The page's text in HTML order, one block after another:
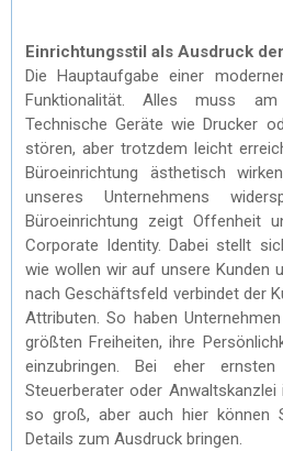
Einrichtungsstil als Ausdruck
Die Hauptaufgabe einer
Funktionalität. Alles muss
Technische Geräte wie Drucker
stören, aber trotzdem leicht
Büroeinrichtung ästhetisch
unseres Unternehmens
Büroeinrichtung zeigt Offenheit
Corporate Identity. Dabei stellt
wie wollen wir auf unsere Kunden
nach Geschäftsfeld verbindet der
Attributen. So haben
größten Freiheiten, ihre
einzubringen. Bei eher
Steuerberater oder
so groß, aber auch hier können
Details zum Ausdruck bringen.